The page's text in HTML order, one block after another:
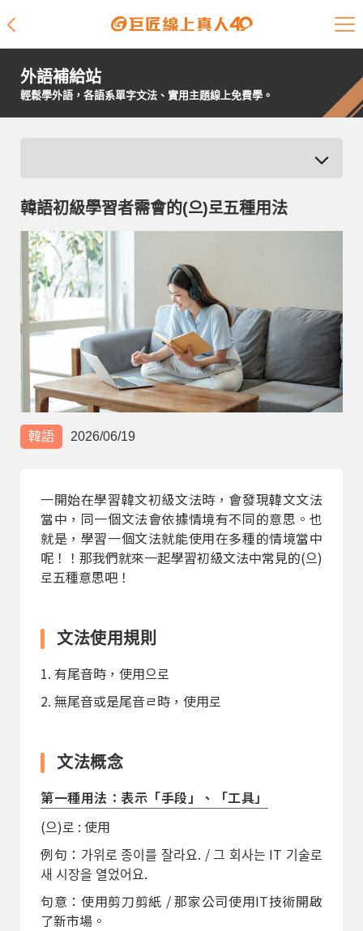
課程介紹
開課查詢
學員故事
免費資源
企業客戶
就業輔導
部落格
線上體驗
部落格
外語補給站
輕鬆學外語，各語系單字文法、實用主題線上免費學。
韓語初級學習者需會的(으)로五種用法
韓語 2026/06/19
一開始在學習韓文初級文法時，會發現韓文文法
當中，同一個文法會依據情境有不同的意思。也
就是，學習一個文法就能使用在多種的情境當中
呢！！那我們就來一起學習初級文法中常見的(으)
로五種意思吧！
文法使用規則
1. 有尾音時，使用으로
2. 無尾音或是尾音ㄹ時，使用로
文法概念
第一種用法：表示「手段」、「工具」
(으)로 : 使用
例句：가위로 종이를 잘라요. / 그 회사는 IT 기술로
새 시장을 열었어요.
句意：使用剪刀剪紙 / 那家公司使用IT技術開啟
了新市場。